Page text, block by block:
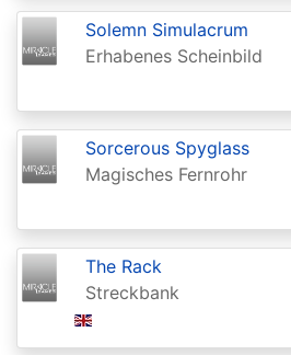
Box
Promos
of
Kamigawa
Champs
and
States
Promos
Chronicles
Solemn Simulacrum
Erhabenes Scheinbild
Sorcerous Spyglass
Magisches Fernrohr
The Rack
Streckbank